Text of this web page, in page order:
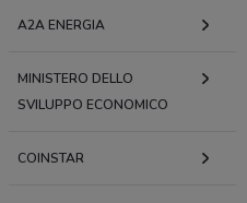
A2A ENERGIA
MINISTERO DELLO
SVILUPPO ECONOMICO
COINSTAR